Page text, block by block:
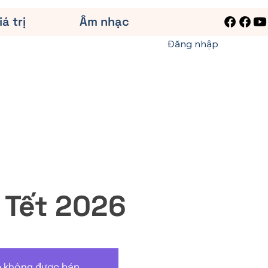
trị Âm nhạc
Đăng nhập
2026